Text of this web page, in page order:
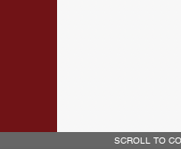
SCROLL TO